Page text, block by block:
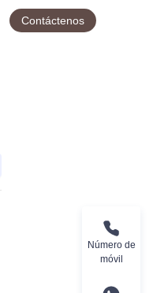
Contáctenos
Número de
móvil